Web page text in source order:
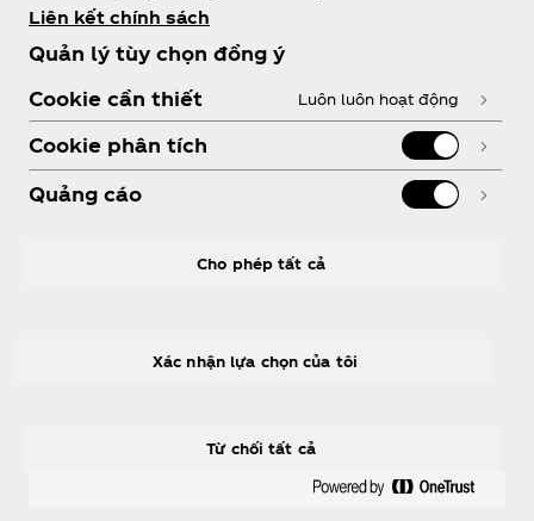
Cần trợ giúp?
Liên kết chính sách
Quản lý tùy chọn đồng ý
Cookie cần thiết
Luôn luôn hoạt động
Cookie phân tích
Quảng cáo
Cho phép tất cả
Từ chối tất cả
Xác nhận lựa chọn của tôi